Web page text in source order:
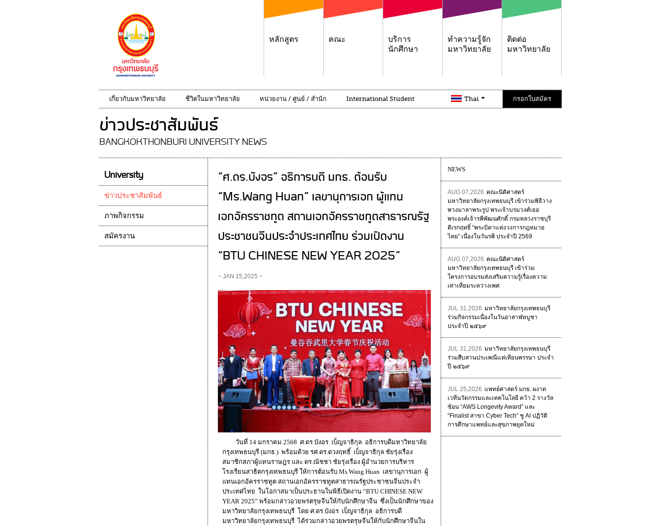
หลักสูตร คณะ
บริการ
นักศึกษา
ทำความรู้จัก
มหาวิทยาลัย
ติดต่อ
มหาวิทยาลัย
เกี่ยวกับมหาวิทยาลัย ชีวิตในมหาวิทยาลัย หน่วยงาน / ศูนย์ / สำนัก International Student Thai กรอกใบสมัคร
ข่าวประชาสัมพันธ์
BANGKOKTHONBURI UNIVERSITY NEWS
“ศ.ดร.บังอร” อธิการบดี มกธ. ต้อนรับ
“Ms.Wang Huan” เลขานุการเอก ผู้แทน
เอกอัครราชทูต สถานเอกอัครราชทูตสาธารณรัฐ
ประชาชนจีนประจำประเทศไทย ร่วมเปิดงาน
“BTU CHINESE NEW YEAR 2025”
− JAN 15,2025 −
วันที่ 14 มกราคม 2568 ศ.ดร.บังอร เบ็ญจาธิกุล อธิการบดีมหาวิทยาลัย
กรุงเทพธนบุรี (มกธ.) พร้อมด้วย รศ.ดร.ดวงฤทธิ์ เบ็ญจาธิกุล ชัยรุ่งเรือง
สมาชิกสภาผู้แทนราษฎร และ ดร.ณัชชา ชัยรุ่งเรือง ผู้อำนวยการบริหาร
โรงเรียนสาธิตกรุงเทพธนบุรี ให้การต้อนรับ Ms.Wang Huan เลขานุการเอก ผู้
แทนเอกอัครราชทูต สถานเอกอัครราชทูตสาธารณรัฐประชาชนจีนประจำ
ประเทศไทย ในโอกาสมาเป็นประธานในพิธีเปิดงาน “BTU CHINESE NEW
YEAR 2025” พร้อมกล่าวอวยพรตรุษจีนให้กับนักศึกษาจีน ซึ่งเป็นนักศึกษาของ
มหาวิทยาลัยกรุงเทพธนบุรี โดย ศ.ดร.บังอร เบ็ญจาธิกุล อธิการบดี
มหาวิทยาลัยกรุงเทพธนบุรี ได้ร่วมกล่าวอวยพรตรุษจีนให้กับนักศึกษาจีนใน
NEWS
AUG 07,2026 คณะนิติศาสตร์
มหาวิทยาลัยกรุงเทพธนบุรี เข้าร่วมพิธีวาง
พวงมาลาพระรูป พระเจ้าบรมวงศ์เธอ
พระองค์เจ้ารพีพัฒนศักดิ์ กรมหลวงราชบุรี
ดิเรกฤทธิ์ “พระบิดาแห่งวงการกฎหมาย
ไทย” เนื่องในวันรพี ประจำปี 2569
AUG 07,2026 คณะนิติศาสตร์
มหาวิทยาลัยกรุงเทพธนบุรี เข้าร่วม
โครงการอบรมส่งเสริมความรู้เรื่องความ
เท่าเทียมระหว่างเพศ
JUL 31,2026 มหาวิทยาลัยกรุงเทพธนบุรี
ร่วมกิจกรรมเนื่องในวันอาสาฬหบูชา
ประจำปี ๒๕๖๙
JUL 31,2026 มหาวิทยาลัยกรุงเทพธนบุรี
ร่วมสืบสานประเพณีแห่เทียนพรรษา ประจำ
ปี ๒๕๖๙
JUL 25,2026 แพทย์ศาสตร์ มกธ. ผงาด
เวทีนวัตกรรมและเทคโนโลยี คว้า 2 รางวัล
ซ้อน “AWS Longevity Award” และ
“Finalist สาขา Cyber Tech” ชู AI ปฏิวัติ
การศึกษาแพทย์และสุขภาพยุคใหม่
University
ข่าวประชาสัมพันธ์
ภาพกิจกรรม
สมัครงาน